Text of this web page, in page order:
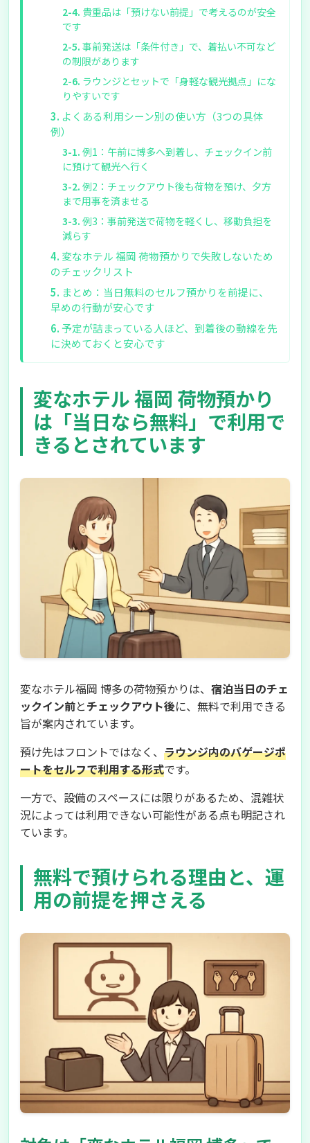
貴重品は「預けない前提」で考えるのが安全
です
事前発送は「条件付き」で、着払い不可など
の制限があります
ラウンジとセットで「身軽な観光拠点」にな
りやすいです
よくある利用シーン別の使い方（3つの具体
例）
例1：午前に博多へ到着し、チェックイン前
に預けて観光へ行く
例2：チェックアウト後も荷物を預け、夕方
まで用事を済ませる
例3：事前発送で荷物を軽くし、移動負担を
減らす
変なホテル 福岡 荷物預かりで失敗しないため
のチェックリスト
まとめ：当日無料のセルフ預かりを前提に、
早めの行動が安心です
予定が詰まっている人ほど、到着後の動線を先
に決めておくと安心です
変なホテル 福岡 荷物預かり
は「当日なら無料」で利用で
きるとされています
変なホテル福岡 博多の荷物預かりは、 宿泊当日のチェ
ックイン前とチェックアウト後に、無料で利用できる
旨が案内されています。
預け先はフロントではなく、 ラウンジ内のバゲージポ
ートをセルフで利用する形式です。
一方で、設備のスペースには限りがあるため、混雑状
況によっては利用できない可能性がある点も明記され
ています。
無料で預けられる理由と、運
用の前提を押さえる